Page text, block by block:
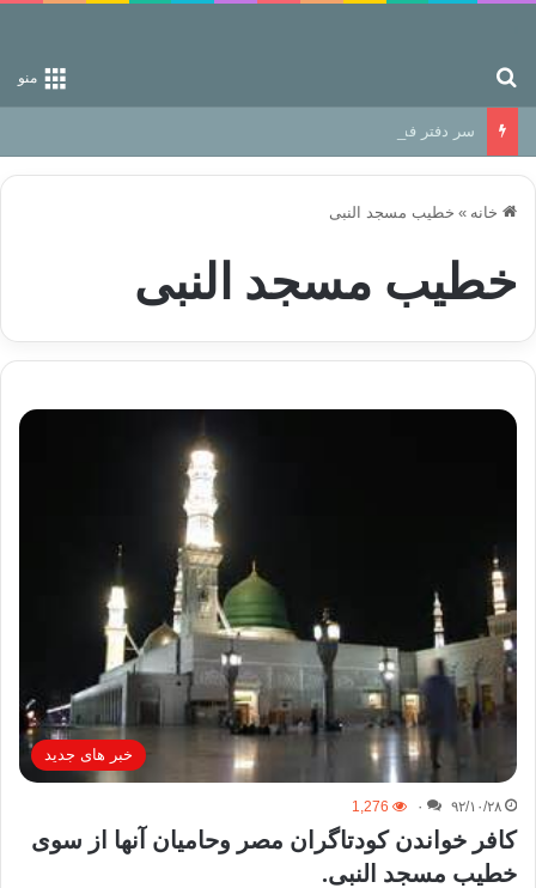
منو
سر دفتر فساد در زمین‌، دوری وکناره‌گیری از راه خداست‌!
خانه » خطیب مسجد النبی
خطیب مسجد النبی
خبر های جدید
۹۲/۱۰/۲۸ ۰ 1,276
کافر خواندن کودتاگران مصر وحامیان آنها از سوی
خطیب مسجد النبی.